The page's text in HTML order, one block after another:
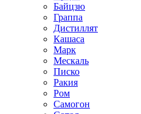
Байцзю
Граппа
Дистиллят
Кашаса
Марк
Мескаль
Писко
Ракия
Ром
Самогон